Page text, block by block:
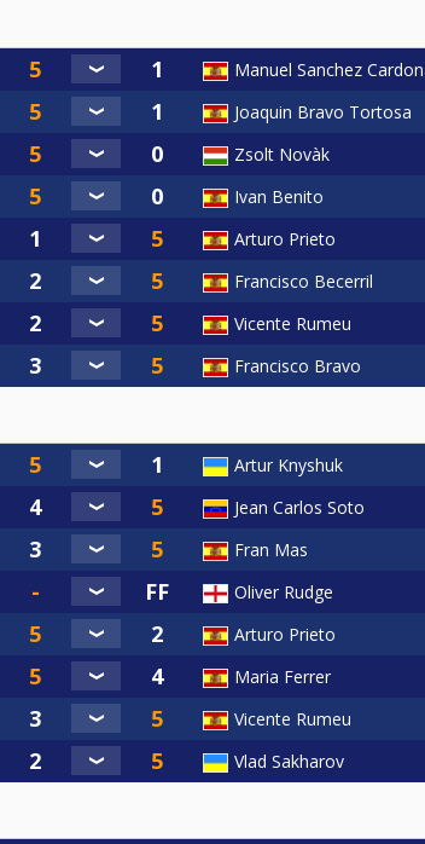
Manuel Sanchez
Joaquin Bravo Tortosa
Zsolt Novàk
Ivan Benito
Arturo Prieto
Francisco Becerril
Vicente Rumeu
Francisco Bravo
Artur Knyshuk
Jean Carlos Soto
Fran Mas
Oliver Rudge
Arturo Prieto
Maria Ferrer
Vicente Rumeu
Vlad Sakharov